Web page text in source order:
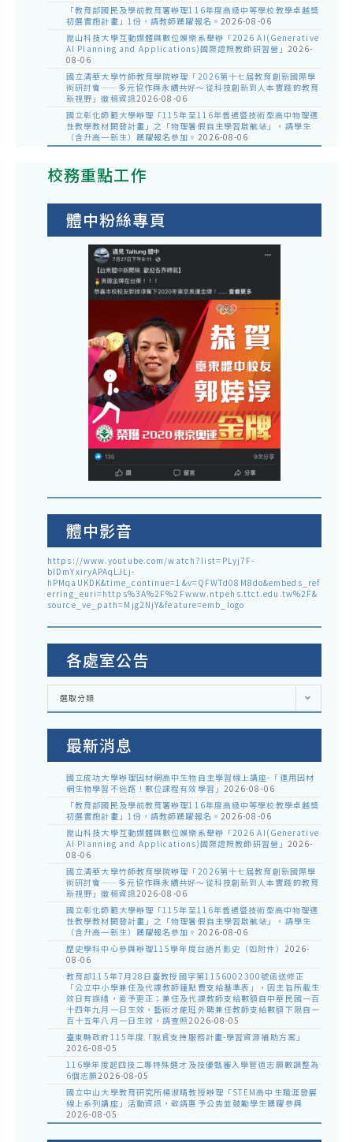
「教育部國民及學前教育署辦理116年度高級中等學校教學卓越獎
初選實施計畫」1份，請教師踴躍報名。 2026-08-06
崑山科技大學互動媒體與數位娛樂系舉辦「2026 AI(Generative
AI Planning and Applications)國際證照教師研習營」 2026-
08-06
國立清華大學竹師教育學院辦理「2026第十七屆教育創新國際學
術研討會——多元協作與永續共好～從科技創新到人本實踐的教育
新視野」徵稿資訊2026-08-06
國立彰化師範大學辦理「115年至116年普通暨技術型高中物理適
性教學教材開發計畫」之「物理暑假自主學習啟航站」，請學生
（含升高一新生）踴躍報名參加。 2026-08-06
校務重點工作
體中粉絲專頁
體中影音
https://www.youtube.com/watch?list=PLyj7F-
blDmYxiryAPAqLJLj-
hPMqaUKDK&time_continue=1&v=QFWTd08M8do&embeds_ref
erring_euri=https%3A%2F%2Fwww.ntpehs.ttct.edu.tw%2F&
source_ve_path=Mjg2NjY&feature=emb_logo
各處室公告
各
室
選取分類
最新消息
國立成功大學辦理因材網高中生物自主學習線上講座-「運用因材
網生物學習不迷路！數位課程有效學習」 2026-08-06
「教育部國民及學前教育署辦理116年度高級中等學校教學卓越獎
初選實施計畫」1份，請教師踴躍報名。 2026-08-06
崑山科技大學互動媒體與數位娛樂系舉辦「2026 AI(Generative
AI Planning and Applications)國際證照教師研習營」 2026-
08-06
國立清華大學竹師教育學院辦理「2026第十七屆教育創新國際學
術研討會——多元協作與永續共好～從科技創新到人本實踐的教育
新視野」徵稿資訊2026-08-06
國立彰化師範大學辦理「115年至116年普通暨技術型高中物理適
性教學教材開發計畫」之「物理暑假自主學習啟航站」，請學生
（含升高一新生）踴躍報名參加。 2026-08-06
歷史學科中心參與辦理115學年度台語片影史（如附件） 2026-
08-06
教育部115年7月28日臺教授國字第1156002300號函送修正
「公立中小學兼任及代課教師鐘點費支給基準表」，因主旨所載生
效日有誤繕，爰予更正；兼任及代課教師支給數額自中華民國一百
十四年九月一日生效，藝術才能班外聘兼任教師支給數額下限自一
百十五年八月一日生效，請查照2026-08-05
臺東縣政府115年度「脫貧支持服務計畫-學習資源補助方案」
2026-08-05
116學年度起四技二專特殊選才及技優甄審入學管道志願數調整為
6個志願2026-08-05
國立中山大學教育研究所楊淑晴教授辦理「STEM高中生職涯發展
線上系列講座」活動資訊，敬請惠予公告並鼓勵學生踴躍參與
2026-08-05